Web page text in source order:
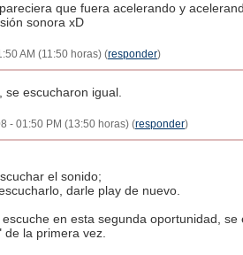
que fuera acelerando y
sonora xD
AM (11:50 horas) (responder)
se escucharon igual.
- 01:50 PM (13:50 horas) (responder)
el sonido;
darle play de nuevo.
en esta segunda oportunidad, se
la primera vez.